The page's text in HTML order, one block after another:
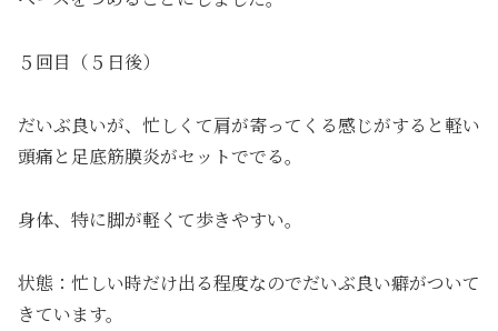
５回目（５日後）
だいぶ良いが、忙しくて肩が寄ってくる感じがすると軽い
頭痛と足底筋膜炎がセットででる。
身体、特に脚が軽くて歩きやすい。
状態：忙しい時だけ出る程度なのでだいぶ良い癖がついて
きています。